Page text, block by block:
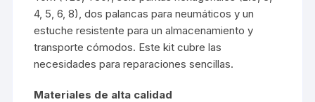
4, 5, 6, 8), dos palancas para neumáticos y un
estuche resistente para un almacenamiento y
transporte cómodos. Este kit cubre las
necesidades para reparaciones sencillas.
Materiales de alta calidad